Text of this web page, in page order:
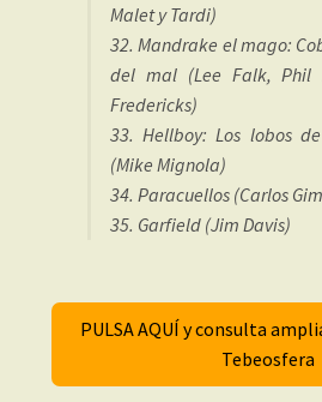
Malet y Tardi)
32. Mandrake el mago:
del mal (Lee Falk, Phil
Fredericks)
33. Hellboy: Los lobos
(Mike Mignola)
34. Paracuellos (Carlos
35. Garfield (Jim Davis)
PULSA AQUÍ y consulta
Tebeosfera